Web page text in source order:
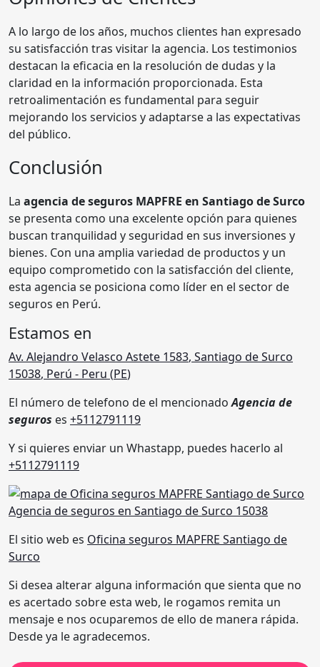
A lo largo de los años, muchos clientes han expresado
su satisfacción tras visitar la agencia. Los testimonios
destacan la eficacia en la resolución de dudas y la
claridad en la información proporcionada. Esta
retroalimentación es fundamental para seguir
mejorando los servicios y adaptarse a las expectativas
del público.
Conclusión
La agencia de seguros MAPFRE en Santiago de Surco
se presenta como una excelente opción para quienes
buscan tranquilidad y seguridad en sus inversiones y
bienes. Con una amplia variedad de productos y un
equipo comprometido con la satisfacción del cliente,
esta agencia se posiciona como líder en el sector de
seguros en Perú.
Estamos en
Av. Alejandro Velasco Astete 1583, Santiago de Surco
15038, Perú - Peru (PE)
El número de telefono de el mencionadoAgencia de
seguros es +5112791119
Y si quieres enviar un Whastapp, puedes hacerlo al
+5112791119
El sitio web es Oficina seguros MAPFRE Santiago de
Surco
Si desea alterar alguna información que sienta que no
es acertado sobre esta web, le rogamos remita un
mensaje e nos ocuparemos de ello de manera rápida.
Desde ya le agradecemos.